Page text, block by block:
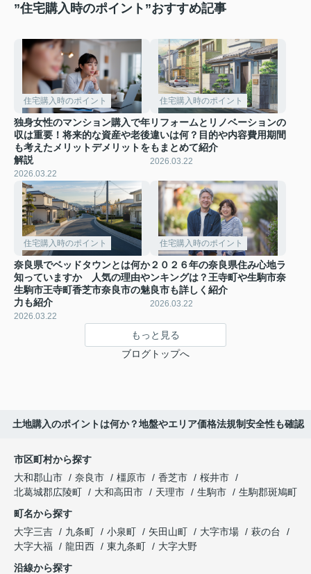
”住宅購入時のポイント”おすすめ記事
住宅購入時のポイント
独身女性のマンション購入で年
収は重要！将来的な資産や老後
も考えたメリットデメリットを
解説
2026.03.22
住宅購入時のポイント
リフォームとリノベーションの
違いは何？目的や内容費用期間
もまとめて紹介
2026.03.22
住宅購入時のポイント
奈良県でベッドタウンとは何か
知っていますか 人気の理由や
生駒市王寺町香芝市奈良市の魅
力も紹介
2026.03.22
住宅購入時のポイント
２０２６年の奈良県住み心地ラ
ンキングは？王寺町や生駒市奈
良市も詳しく紹介
2026.03.22
もっと見る
ブログトップへ
土地購入のポイントは何か？地盤やエリア価格法規制安全性も確認
市区町村から探す
大和郡山市
奈良市 橿原市 香芝市
桜井市
北葛城郡広陵町
大和高田市 天理市 生駒市
生駒郡斑鳩町
町名から探す
大字三吉
九条町 小泉町 矢田山町 大字市場
萩の台
大字大福
龍田西 東九条町
大字大野
沿線から探す